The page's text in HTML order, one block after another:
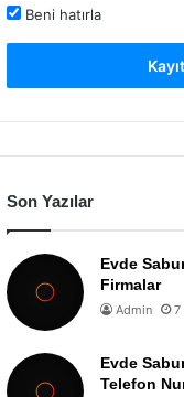
Beni hatırla
Son Yazılar
Evde
Firmalar
Admin 7
Evde
Telefon